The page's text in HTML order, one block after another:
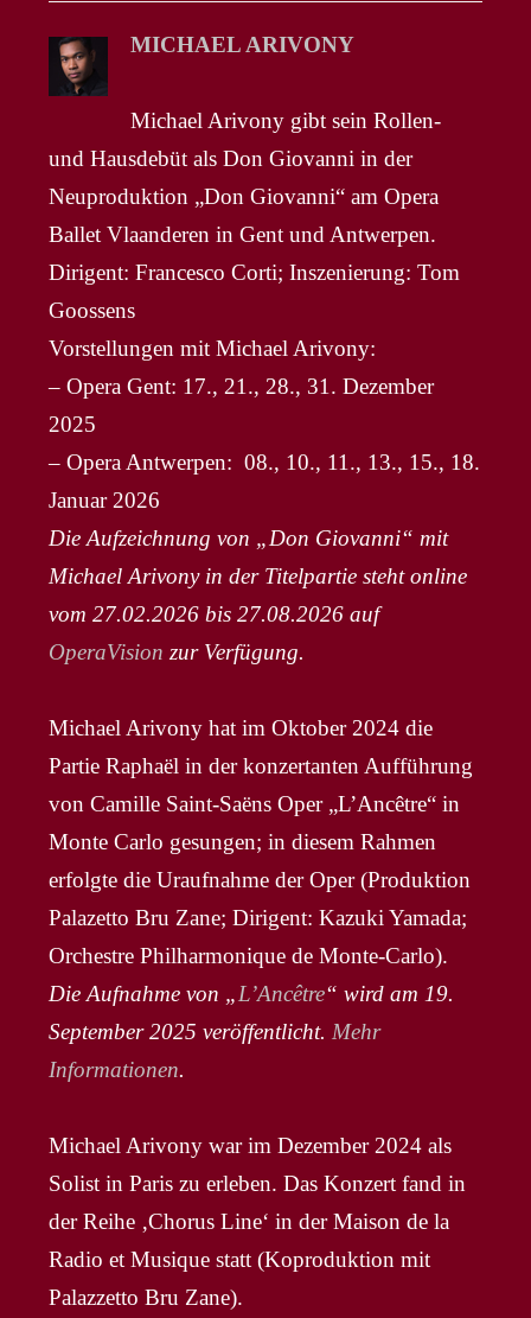
MICHAEL ARIVONY
Michael Arivony gibt sein Rollen-
und Hausdebüt als Don Giovanni in der
Neuproduktion „Don Giovanni“ am Opera
Ballet Vlaanderen in Gent und Antwerpen.
Dirigent: Francesco Corti; Inszenierung: Tom
Goossens
Vorstellungen mit Michael Arivony:
– Opera Gent: 17., 21., 28., 31. Dezember
2025
– Opera Antwerpen: 08., 10., 11., 13., 15., 18.
Januar 2026
Die Aufzeichnung von „Don Giovanni“ mit
Michael Arivony in der Titelpartie steht online
vom 27.02.2026 bis 27.08.2026 auf
OperaVision zur Verfügung.
Michael Arivony hat im Oktober 2024 die
Partie Raphaël in der konzertanten Aufführung
von Camille Saint-Saëns Oper „L’Ancêtre“ in
Monte Carlo gesungen; in diesem Rahmen
erfolgte die Uraufnahme der Oper (Produktion
Palazetto Bru Zane; Dirigent: Kazuki Yamada;
Orchestre Philharmonique de Monte-Carlo).
Die Aufnahme von „L’Ancêtre“ wird am 19.
September 2025 veröffentlicht. Mehr
Informationen.
Michael Arivony war im Dezember 2024 als
Solist in Paris zu erleben. Das Konzert fand in
der Reihe ‚Chorus Line‘ in der Maison de la
Radio et Musique statt (Koproduktion mit
Palazzetto Bru Zane).